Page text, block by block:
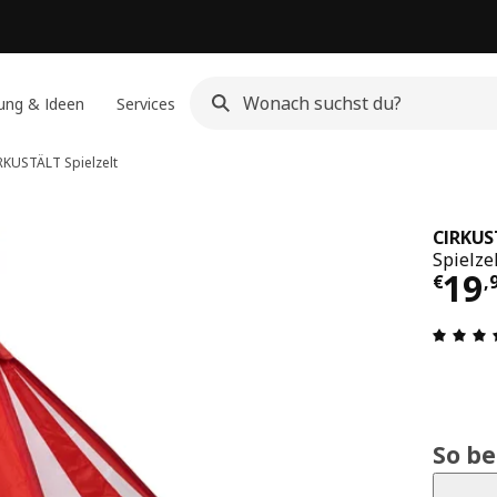
& Ideen Services
Spielzelt
€19,
So